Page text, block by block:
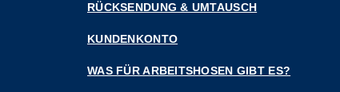
RÜCKSENDUNG & UMTAUSCH
KUNDENKONTO
WAS FÜR ARBEITSHOSEN GIBT ES?